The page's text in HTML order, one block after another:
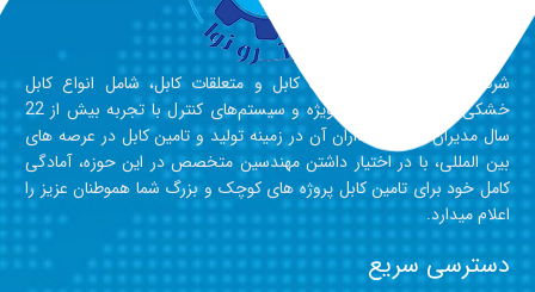
شرکت یازپترونوا عرضه کننده کابل و متعلقات کابل، شامل انواع کابل
خشکی، دریایی، کابل‎‎‎‎‎‎‎‎‎‎‎‎‎‎‎‎‎های ویژه و سیستم‎‎‎‎‎‎‎‎‎‎‎‎‎‎های کنترل با تجربه بیش از 22
سال مدیران و بنیان گذاران آن در زمینه تولید و تامین کابل در عرصه های
بین المللی، با در اختیار داشتن مهندسین متخصص در این حوزه، آمادگی
کامل خود برای تامین کابل‎‎‎‎‎‎‎‎‎‎‎‎‎‎‎‎‎ پروژه های کوچک و بزرگ شما هموطنان عزیز را
اعلام میدارد.
دسترسی سریع